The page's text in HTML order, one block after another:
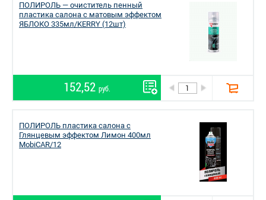
ПОЛИРОЛЬ — очиститель пенный
пластика салона с матовым эффектом
ЯБЛОКО 335мл/KERRY (12шт)
152,52 руб.
ПОЛИРОЛЬ пластика салона с
Глянцевым эффектом Лимон 400мл
MobiCAR/12